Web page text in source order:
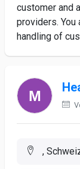
customer and
providers. You
handling of
,